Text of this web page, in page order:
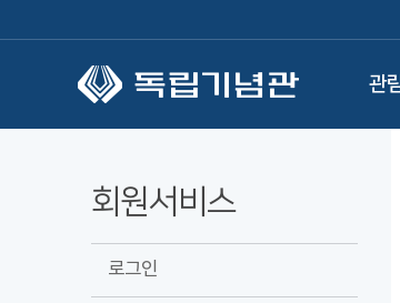
관
회원서비스
로그인